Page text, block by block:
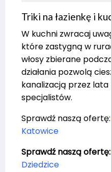
Triki na łazienkę i
W kuchni zwracaj
które zastygną w
włosy zbierane
działania pozwolą
kanalizacją przez
specjalistów.
Sprawdź naszą ofertę:
Katowice
Sprawdź naszą ofertę:
Dziedzice